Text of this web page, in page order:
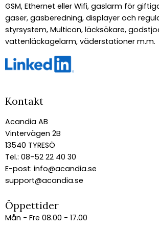
GSM, Ethernet eller Wifi, gaslarm för
gaser, gasberedning, displayer och
styrsystem, Multicon, läcksökare,
vattenläckagelarm, väderstationer m.m.
Kontakt
Acandia AB
Vintervägen 2B
13540 TYRESÖ
Tel.: 08-52 22 40 30
E-post: info@acandia.se
support@acandia.se
Öppettider
Mån - Fre 08.00 - 17.00